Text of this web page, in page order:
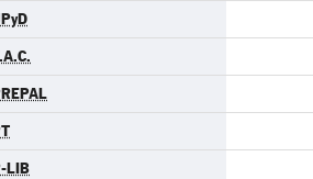
LIB